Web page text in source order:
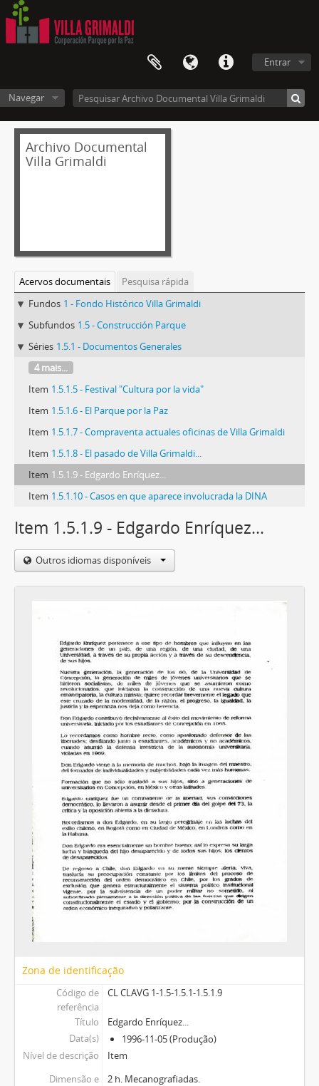
Entrar
Navegar
Archivo Documental
Villa Grimaldi
Acervos documentais
Pesquisa rápida
Fundos 1 - Fondo Histórico Villa Grimaldi
Subfundos 1.5 - Construcción Parque
Séries 1.5.1 - Documentos Generales
4 mais...
Item 1.5.1.5 - Festival "Cultura por la vida"
Item 1.5.1.6 - El Parque por la Paz
Item 1.5.1.7 - Compraventa actuales oficinas de Villa Grimaldi
Item 1.5.1.8 - El pasado de Villa Grimaldi...
Item 1.5.1.9 - Edgardo Enríquez...
Item 1.5.1.10 - Casos en que aparece involucrada la DINA
Item 1.5.1.9 - Edgardo Enríquez...
Outros idiomas disponíveis
Zona de identificação
Código de
referência
CL CLAVG 1-1.5-1.5.1-1.5.1.9
Título
Edgardo Enríquez...
Data(s)
1996-11-05 (Produção)
Nível de descrição
Item
Dimensão e
2 h. Mecanografiadas.